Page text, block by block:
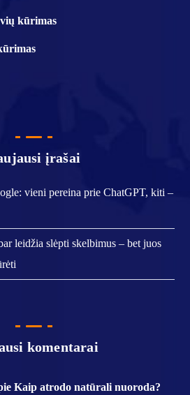
kūrimas
įrašai
vieni pereina prie ChatGPT, kiti –
leidžia slėpti skelbimus – bet juos
komentarai
Kaip atrodo natūrali nuoroda?